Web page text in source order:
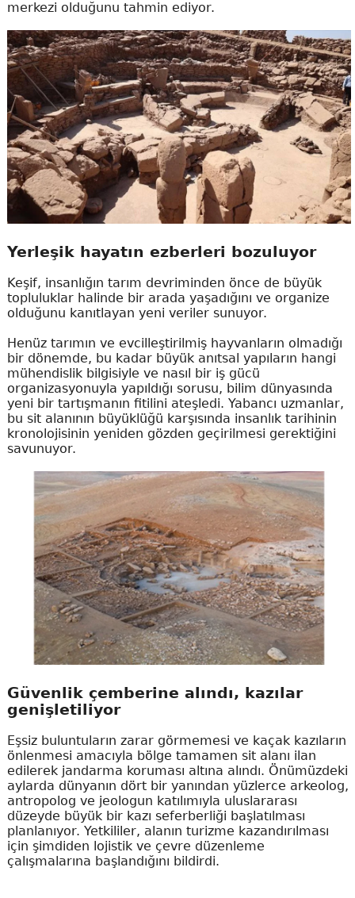
merkezi olduğunu tahmin ediyor.
Yerleşik hayatın ezberleri bozuluyor
Keşif, insanlığın tarım devriminden önce de büyük
topluluklar halinde bir arada yaşadığını ve organize
olduğunu kanıtlayan yeni veriler sunuyor.
Henüz tarımın ve evcilleştirilmiş hayvanların olmadığı
bir dönemde, bu kadar büyük anıtsal yapıların hangi
mühendislik bilgisiyle ve nasıl bir iş gücü
organizasyonuyla yapıldığı sorusu, bilim dünyasında
yeni bir tartışmanın fitilini ateşledi. Yabancı uzmanlar,
bu sit alanının büyüklüğü karşısında insanlık tarihinin
kronolojisinin yeniden gözden geçirilmesi gerektiğini
savunuyor.
Güvenlik çemberine alındı, kazılar
genişletiliyor
Eşsiz buluntuların zarar görmemesi ve kaçak kazıların
önlenmesi amacıyla bölge tamamen sit alanı ilan
edilerek jandarma koruması altına alındı. Önümüzdeki
aylarda dünyanın dört bir yanından yüzlerce arkeolog,
antropolog ve jeologun katılımıyla uluslararası
düzeyde büyük bir kazı seferberliği başlatılması
planlanıyor. Yetkililer, alanın turizme kazandırılması
için şimdiden lojistik ve çevre düzenleme
çalışmalarına başlandığını bildirdi.